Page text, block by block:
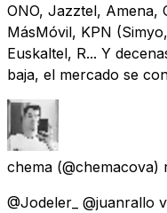
ONO, Jazztel, Amena,
MásMóvil, KPN
Euskaltel, R... Y
baja, el mercado se
chema (@chemacova)
@Jodeler_ @juanrallo